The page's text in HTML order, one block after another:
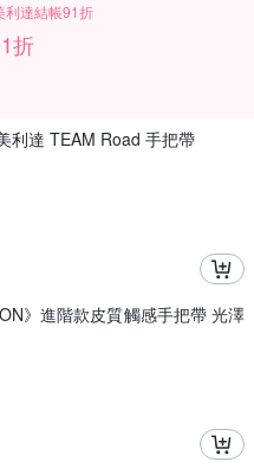
利達結帳91折
折
利達 TEAM Road 手把帶
》進階款皮質觸感手把帶 光澤